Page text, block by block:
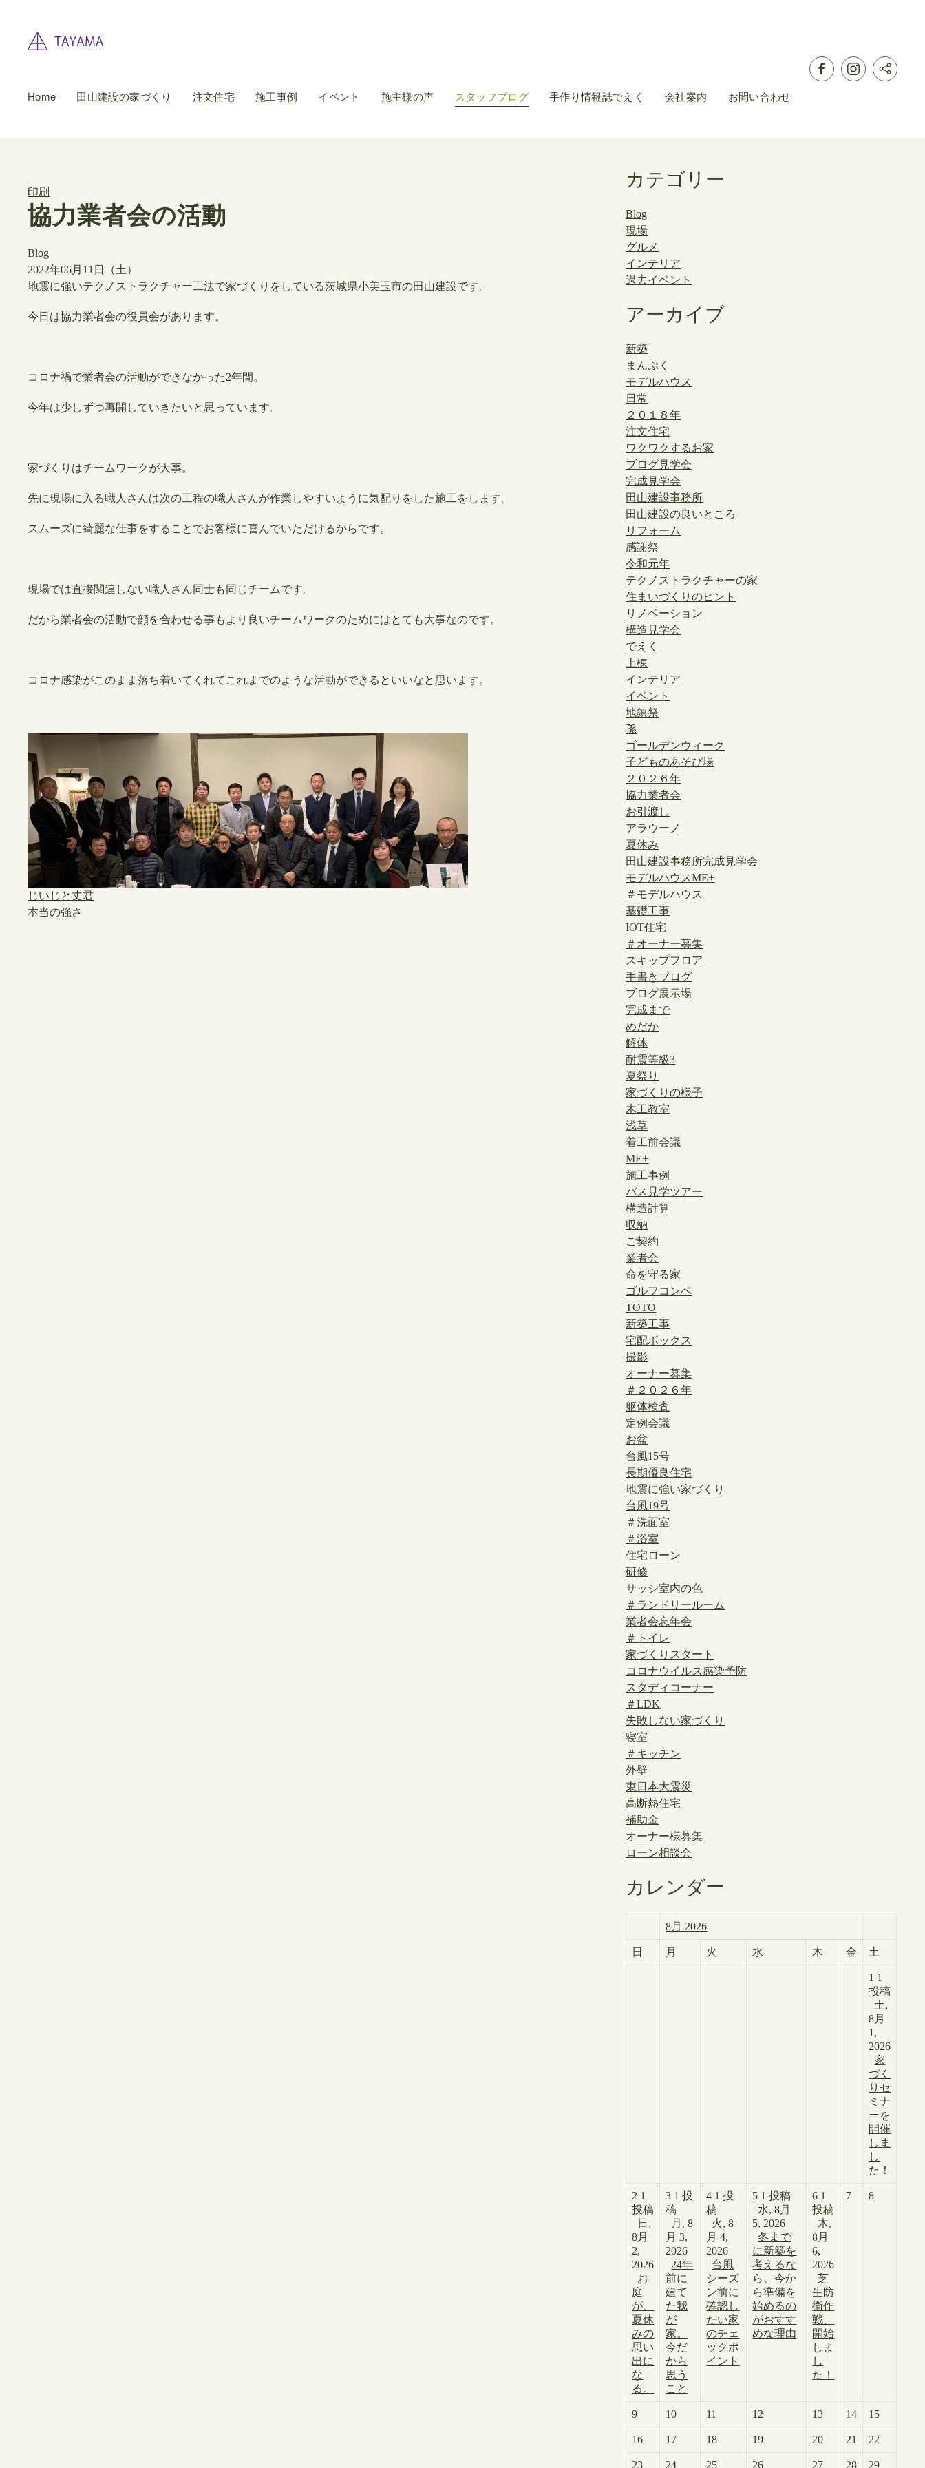
Home 田山建設の家づくり 注文住宅 施工事例 イベント 施主様の声 スタッフブログ 手作り情報誌でえく 会社案内 お問い合わせ
印刷
協力業者会の活動
Blog
2022年06月11日（土）
地震に強いテクノストラクチャー工法で家づくりをしている茨城県小美玉市の田山建設です。
今日は協力業者会の役員会があります。
コロナ禍で業者会の活動ができなかった2年間。
今年は少しずつ再開していきたいと思っています。
家づくりはチームワークが大事。
先に現場に入る職人さんは次の工程の職人さんが作業しやすいように気配りをした施工をします。
スムーズに綺麗な仕事をすることでお客様に喜んでいただけるからです。
現場では直接関連しない職人さん同士も同じチームです。
だから業者会の活動で顔を合わせる事もより良いチームワークのためにはとても大事なのです。
コロナ感染がこのまま落ち着いてくれてこれまでのような活動ができるといいなと思います。
じいじと丈君
本当の強さ
カテゴリー
Blog
現場
グルメ
インテリア
過去イベント
アーカイブ
新築
まんぷく
モデルハウス
日常
２０１８年
注文住宅
ワクワクするお家
ブログ見学会
完成見学会
田山建設事務所
田山建設の良いところ
リフォーム
感謝祭
令和元年
テクノストラクチャーの家
住まいづくりのヒント
リノベーション
構造見学会
でえく
上棟
インテリア
イベント
地鎮祭
孫
ゴールデンウィーク
子どものあそび場
２０２６年
協力業者会
お引渡し
アラウーノ
夏休み
田山建設事務所完成見学会
モデルハウスME+
＃モデルハウス
基礎工事
IOT住宅
＃オーナー募集
スキップフロア
手書きブログ
ブログ展示場
完成まで
めだか
解体
耐震等級3
夏祭り
家づくりの様子
木工教室
浅草
着工前会議
ME+
施工事例
バス見学ツアー
構造計算
収納
ご契約
業者会
命を守る家
ゴルフコンペ
TOTO
新築工事
宅配ボックス
撮影
オーナー募集
＃２０２６年
躯体検査
定例会議
お盆
台風15号
長期優良住宅
地震に強い家づくり
台風19号
＃洗面室
＃浴室
住宅ローン
研修
サッシ室内の色
＃ランドリールーム
業者会忘年会
＃トイレ
家づくりスタート
コロナウイルス感染予防
スタディコーナー
＃LDK
失敗しない家づくり
寝室
＃キッチン
外壁
東日本大震災
高断熱住宅
補助金
オーナー様募集
ローン相談会
カレンダー
8月 2026
日 月 火 水 木 金 土
1 1
投稿
土,
8月
1,
2026
家
づく
りセ
ミナ
ーを
開催
しま
し
た！
2 1
投稿
日,
8月
2,
2026
お
庭
が、
夏休
みの
思い
出に
な
る。
3 1 投
稿
月, 8
月 3,
2026
24年
前に
建て
た我
が
家。
今だ
から
思う
こと
4 1 投
稿
火, 8
月 4,
2026
台風
シーズ
ン前に
確認し
たい家
のチェ
ックポ
イント
5 1 投稿
水, 8月
5, 2026
冬まで
に新築を
考えるな
ら、今か
ら準備を
始めるの
がおすす
めな理由
6 1
投稿
木,
8月
6,
2026
芝
生防
衛作
戦、
開始
しま
し
た！
7 8
9 10 11 12 13 14 15
16 17 18 19 20 21 22
23 24 25 26 27 28 29